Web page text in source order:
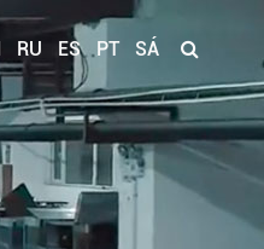
RU ES PT SÁ